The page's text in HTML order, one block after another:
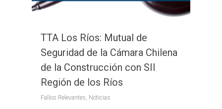
TTA Los Ríos: Mutual de
Seguridad de la Cámara Chilena
de la Construcción con SII
Región de los Ríos
Fallos Relevantes, Noticias